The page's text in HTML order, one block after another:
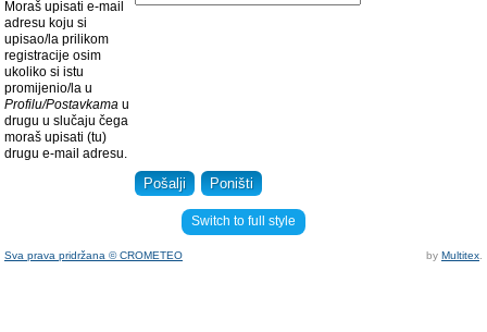
Moraš upisati e-mail
adresu koju si
upisao/la prilikom
registracije osim
ukoliko si istu
promijenio/la u
Profilu/Postavkama u
drugu u slučaju čega
moraš upisati (tu)
drugu e-mail adresu.
Switch to full style
Sva prava pridržana © CROMETEO by Multitex